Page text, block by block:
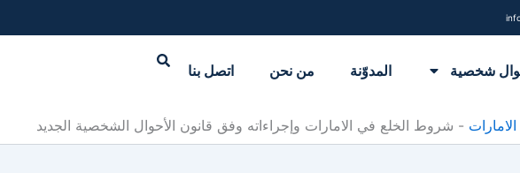
شخصية المدوّنة من نحن اتصل بنا
- شروط الخلع في الامارات وإجراءاته وفق قانون الأحوال الشخصية الجديد